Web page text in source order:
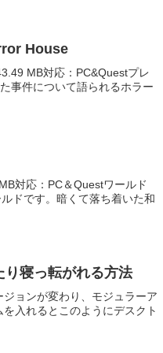
House
MB対応：PC&Questプレ
事件について語られるホラー
対応：PC＆Questワールド
ドです。暗くて落ち着いた和
り寝っ転がれる方法
ョンが変わり、モジュラーア
入れるとこのようにデスクト